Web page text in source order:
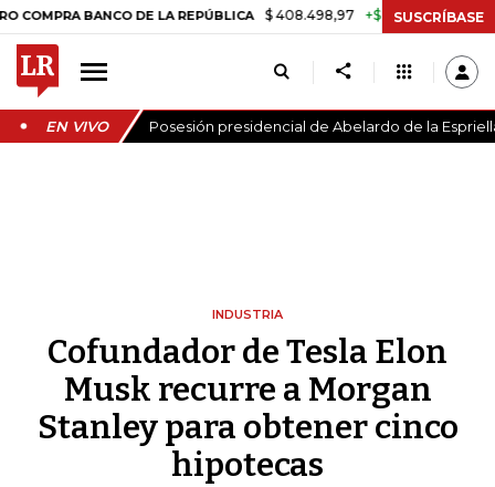
BANCO DE LA REPÚBLICA $ 408.498,97 +$ 8.753,81 +2,19%
SUSCRÍBASE
EN VIVO Posesión presidencial de Abelardo de la
INDUSTRIA
Cofundador de Tesla Elon
Musk recurre a Morgan
Stanley para obtener cinco
hipotecas